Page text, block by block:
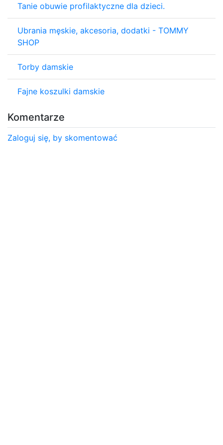
Tanie obuwie profilaktyczne dla dzieci.
Ubrania męskie, akcesoria, dodatki - TOMMY
SHOP
Torby damskie
Fajne koszulki damskie
Komentarze
Zaloguj się, by skomentować